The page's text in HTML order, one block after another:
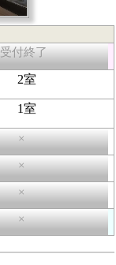
受付終了
2室
1室
×
×
×
×